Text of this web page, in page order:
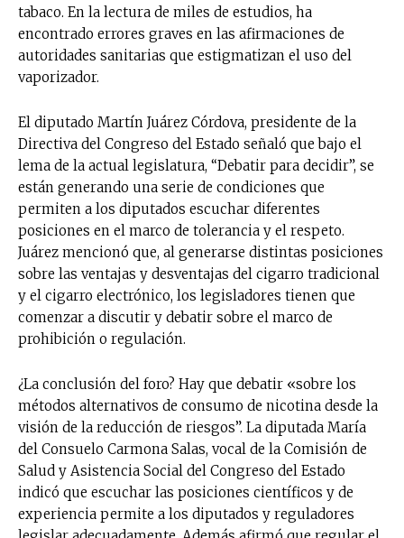
Suscríbete a nuestro boletín diario y
recibe todas las noticias del vapeo y la
reducción de daños en tu correo
electrónico.
Subscribe to our daily clipping and
receive all the news of vaping and
tobacco harm reduction in your email.
SUBSCRIBIRSE
tabaco. En la lectura de miles de estudios, ha
encontrado errores graves en las afirmaciones de
autoridades sanitarias que estigmatizan el uso del
vaporizador.
El diputado Martín Juárez Córdova, presidente de la
Directiva del Congreso del Estado señaló que bajo el
lema de la actual legislatura, “Debatir para decidir”, se
están generando una serie de condiciones que
permiten a los diputados escuchar diferentes
posiciones en el marco de tolerancia y el respeto.
Juárez mencionó que, al generarse distintas posiciones
sobre las ventajas y desventajas del cigarro tradicional
y el cigarro electrónico, los legisladores tienen que
comenzar a discutir y debatir sobre el marco de
prohibición o regulación.
¿La conclusión del foro? Hay que debatir «sobre los
métodos alternativos de consumo de nicotina desde la
visión de la reducción de riesgos”. La diputada María
del Consuelo Carmona Salas, vocal de la Comisión de
Salud y Asistencia Social del Congreso del Estado
indicó que escuchar las posiciones científicos y de
experiencia permite a los diputados y reguladores